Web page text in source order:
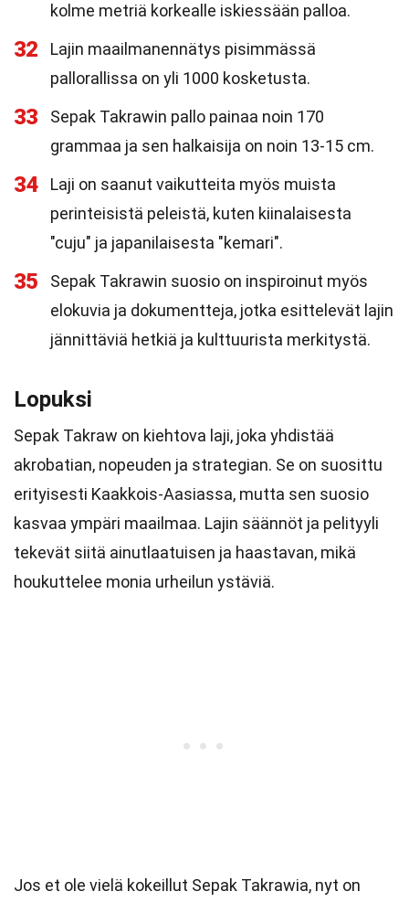
kolme metriä korkealle iskiessään palloa.
32
Lajin maailmanennätys pisimmässä
pallorallissa on yli 1000 kosketusta.
33
Sepak Takrawin pallo painaa noin 170
grammaa ja sen halkaisija on noin 13-15 cm.
34
Laji on saanut vaikutteita myös muista
perinteisistä peleistä, kuten kiinalaisesta
"cuju" ja japanilaisesta "kemari".
35
Sepak Takrawin suosio on inspiroinut myös
elokuvia ja dokumentteja, jotka esittelevät lajin
jännittäviä hetkiä ja kulttuurista merkitystä.
Lopuksi
Sepak Takraw on kiehtova laji, joka yhdistää
akrobatian, nopeuden ja strategian. Se on suosittu
erityisesti Kaakkois-Aasiassa, mutta sen suosio
kasvaa ympäri maailmaa. Lajin säännöt ja pelityyli
tekevät siitä ainutlaatuisen ja haastavan, mikä
houkuttelee monia urheilun ystäviä.
Jos et ole vielä kokeillut Sepak Takrawia, nyt on